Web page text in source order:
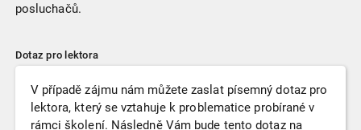
posluchačů.
Dotaz pro lektora
V případě zájmu nám můžete zaslat písemný dotaz pro
lektora, který se vztahuje k problematice probírané v
rámci školení. Následně Vám bude tento dotaz na